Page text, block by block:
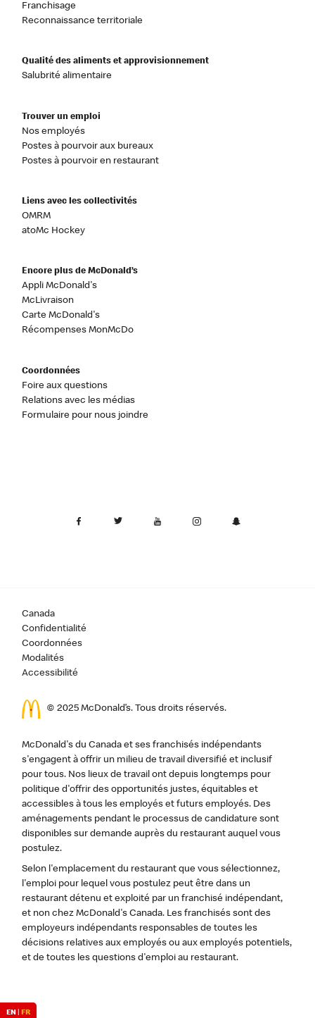
Franchisage
Reconnaissance territoriale
Qualité des aliments et approvisionnement
Salubrité alimentaire
Trouver un emploi
Nos employés
Postes à pourvoir aux bureaux
Postes à pourvoir en restaurant
Liens avec les collectivités
OMRM
atoMc Hockey
Encore plus de McDonald’s
Appli McDonald's
McLivraison
Carte McDonald's
Récompenses MonMcDo
Coordonnées
Foire aux questions
Relations avec les médias
Formulaire pour nous joindre
Canada
Confidentialité
Coordonnées
Modalités
Accessibilité
© 2025 McDonald’s. Tous droits réservés.
McDonald's du Canada et ses franchisés indépendants
s'engagent à offrir un milieu de travail diversifié et inclusif
pour tous. Nos lieux de travail ont depuis longtemps pour
politique d'offrir des opportunités justes, équitables et
accessibles à tous les employés et futurs employés. Des
aménagements pendant le processus de candidature sont
disponibles sur demande auprès du restaurant auquel vous
postulez.
Selon l'emplacement du restaurant que vous sélectionnez,
l'emploi pour lequel vous postulez peut être dans un
restaurant détenu et exploité par un franchisé indépendant,
et non chez McDonald's Canada. Les franchisés sont des
employeurs indépendants responsables de toutes les
décisions relatives aux employés ou aux employés potentiels,
et de toutes les questions d'emploi au restaurant.
EN| FR